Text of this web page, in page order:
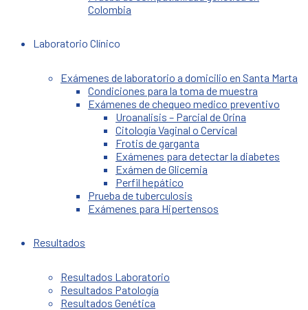
Colombia
Laboratorio Clínico
Exámenes de laboratorio a domicilio en Santa Marta
Condiciones para la toma de muestra
Exámenes de chequeo medico preventivo
Uroanalisis – Parcial de Orina
Citología Vaginal o Cervical
Frotis de garganta
Exámenes para detectar la diabetes
Exámen de Glicemia
Perfil hepático
Prueba de tuberculosis
Exámenes para Hipertensos
Resultados
Resultados Laboratorio
Resultados Patología
Resultados Genética